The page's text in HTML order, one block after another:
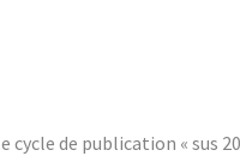
de publication « sus